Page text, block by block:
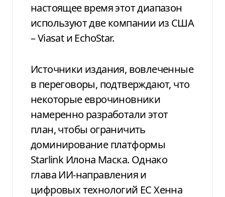
настоящее время этот диапазон
используют две компании из США
– Viasat и EchoStar.
Источники издания, вовлеченные
в переговоры, подтверждают, что
некоторые еврочиновники
намеренно разработали этот
план, чтобы ограничить
доминирование платформы
Starlink Илона Маска. Однако
глава ИИ-направления и
цифровых технологий ЕС Хенна